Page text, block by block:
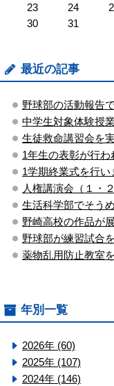
23
24
30
31
最近の記事
野球部の活動報告
中学生対象体験授
生徒救命講習会を
1年生の表彰が行わ
1学期終業式を行い
人権講演会（１・
生活科学部でそう
野崎高校の作品が
野球部が練習試合
薬物乱用防止教室
年別一覧
2026年 (60)
2025年 (107)
2024年 (146)